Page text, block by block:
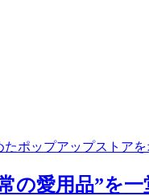
ポップアップストアを
の愛用品”を